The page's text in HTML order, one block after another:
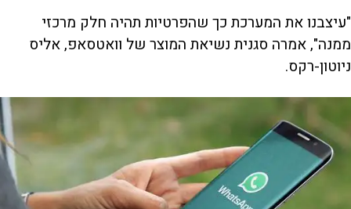
"עיצבנו את המערכת כך שהפרטיות תהיה חלק מרכזי
ממנה", אמרה סגנית נשיאת המוצר של וואטסאפ, אליס
ניוטון-רקס.